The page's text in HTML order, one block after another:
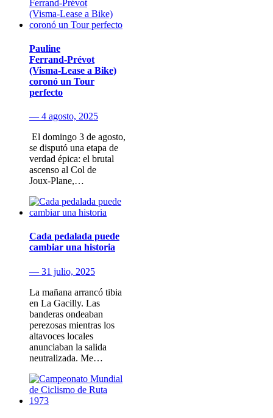
Pauline
Ferrand‑Prévot
(Visma‑Lease a Bike)
coronó un Tour
perfecto
— 4 agosto, 2025
​ El domingo 3 de agosto​,
se disputó una etapa de
verdad épica: el brutal
ascenso al Col de
Joux‑Plane,…
Cada pedalada puede
cambiar una historia
— 31 julio, 2025
La mañana arrancó tibia
en La Gacilly. Las
banderas ondeaban
perezosas mientras los
altavoces locales
anunciaban la salida
neutralizada. Me…